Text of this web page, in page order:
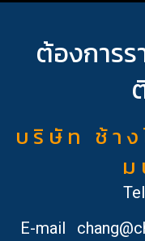
ต้องการร
บ ริ ษั ท ช้ า ง
ม
E-mail